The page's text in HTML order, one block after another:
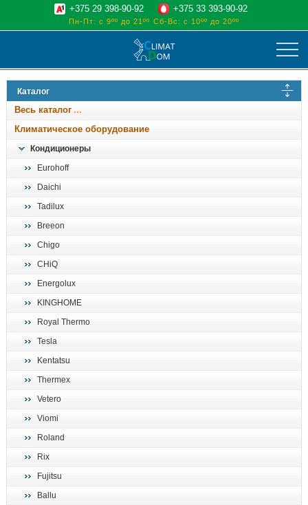
климат
отопительные котлы
водоснабжение
+375 29 398-90-92 +375 33 393-90-92
Пн-Пт: с 9ºº до 21ºº Сб-Вс: с 10ºº до 20ºº
Каталог
Весь каталог
Климатическое оборудование
Кондиционеры
Eurohoff
Daichi
Tadilux
Breeon
Chigo
CHiQ
Energolux
KINGHOME
Royal Thermo
Tesla
Kentatsu
Thermex
Vetero
Viomi
Roland
Rix
Fujitsu
Ballu